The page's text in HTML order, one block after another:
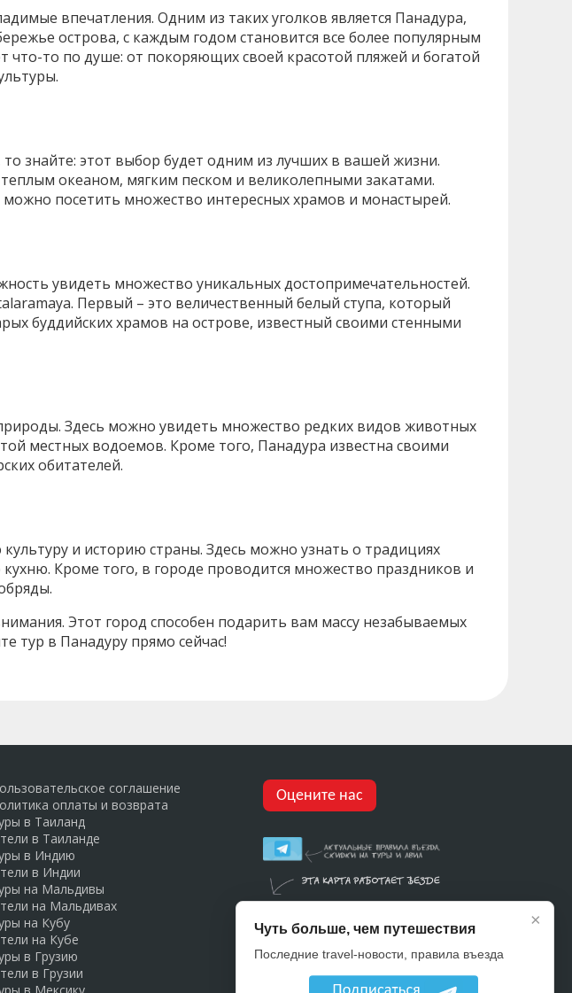
впечатления. Одним из таких уголков является Панадура,
острова, с каждым годом становится все более популярным
что-то по душе: от покоряющих своей красотой пляжей и богатой
знайте: этот выбор будет одним из лучших в вашей жизни.
океаном, мягким песком и великолепными закатами.
посетить множество интересных храмов и монастырей.
увидеть множество уникальных достопримечательностей.
Первый – это величественный белый ступа, который
буддийских храмов на острове, известный своими стенными
Здесь можно увидеть множество редких видов животных
местных водоемов. Кроме того, Панадура известна своими
обитателей.
и историю страны. Здесь можно узнать о традициях
Кроме того, в городе проводится множество праздников и
Этот город способен подарить вам массу незабываемых
тур в Панадуру прямо сейчас!
соглашение
оплаты и возврата
в Таиланд
в Таиланде
в Индию
в Индии
на Мальдивы
на Мальдивах
на Кубу
на Кубе
в Грузию
в Грузии
Оцените нас
×
Чуть больше, чем путешествия
Последние travel-новости, правила въезда